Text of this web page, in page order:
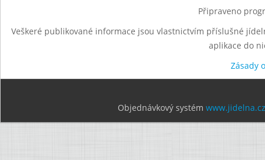
Připraveno
Veškeré publikované informace jsou vlastnictvím příslušné
aplikace do
Zásady
Objednávkový systém www.jidelna.cz